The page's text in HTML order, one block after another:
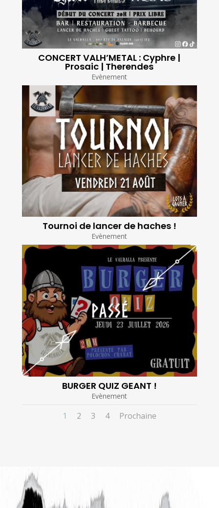
CONCERT VALH’METAL : Cyphre |
Prosaic | Therendes
Evènement
Tournoi de lancer de haches !
Evènement
BURGER QUIZ GEANT !
Evènement
1 2 3 4 Prochaine